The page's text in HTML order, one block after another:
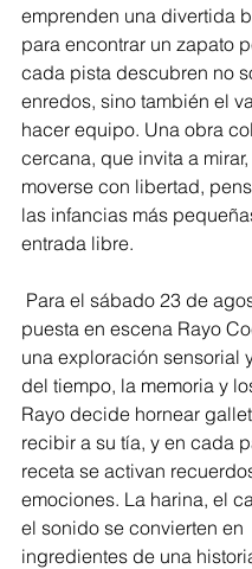
emprenden una divertida
para encontrar un zapato
cada pista descubren no
enredos, sino también el
hacer equipo. Una obra
cercana, que invita a
moverse con libertad,
las infancias más
entrada libre.
puesta en escena Rayo
una exploración sensorial
del tiempo, la memoria y
Rayo decide hornear
recibir a su tía, y en cada
receta se activan
emociones. La harina, el
el sonido se convierten en
ingredientes de una